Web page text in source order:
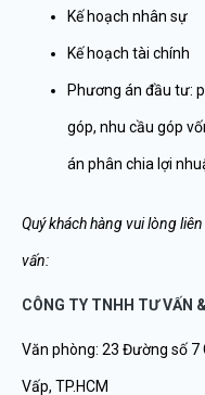
Kế hoạch nhân sự
Kế hoạch tài chính
Phương án đầu tư:
góp, nhu cầu góp
án phân chia lợi
Quý khách hàng vui lòng
vấn:
CÔNG TY TNHH TƯ VẤN
Văn phòng: 23 Đường số 7
Vấp, TP.HCM